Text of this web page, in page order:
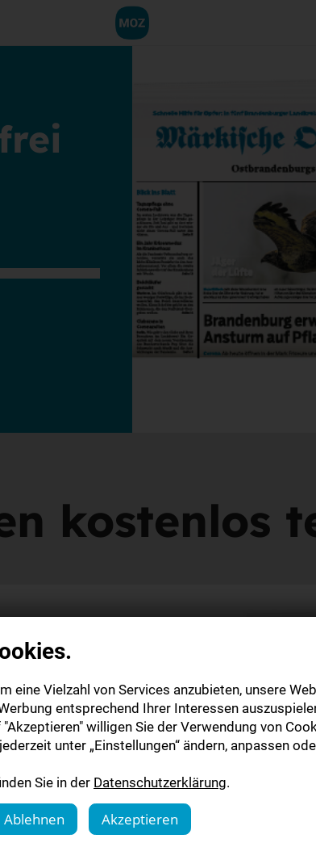
kostenlos
Paper
(E-
Tageszeitung
eine Vielzahl von Services anzubieten, unsere
entsprechend Ihrer Interessen
willigen Sie der Verwendung von
unter „Einstellungen“ ändern, anpassen
Sie in der Datenschutzerklärung.
Ablehnen Akzeptieren